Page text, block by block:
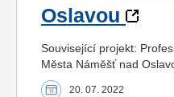
Oslavou
Související projekt:
Města Náměšť nad
20. 07. 2022